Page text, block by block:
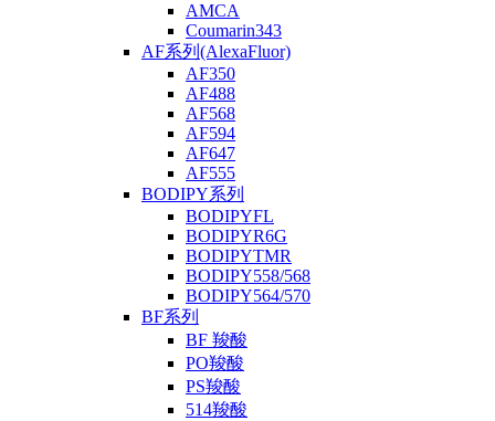
AMCA
Coumarin343
AF系列(AlexaFluor)
AF350
AF488
AF568
AF594
AF647
AF555
BODIPY系列
BODIPYFL
BODIPYR6G
BODIPYTMR
BODIPY558/568
BODIPY564/570
BF系列
BF 羧酸
PO羧酸
PS羧酸
514羧酸